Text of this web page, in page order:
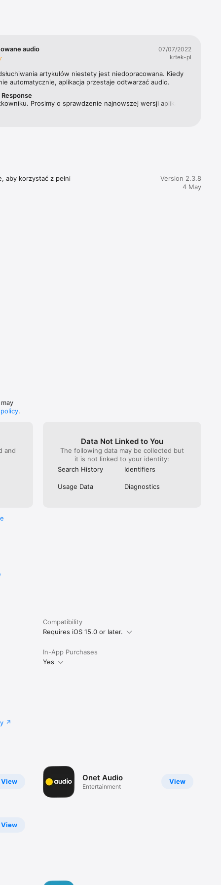
audio
07/07/2022
krtek-pl
artykułów niestety jest niedopracowana. Kiedy
automatycznie, aplikacja przestaje odtwarzać audio.
Prosimy o sprawdzenie najnowszej wersji aplikacji.
aby korzystać z pełni
Version 2.3.8
4 May
.
and
Data Not Linked to You
The following data may be collected but
it is not linked to your identity:
Search History
Identifiers
Usage Data Diagnostics
Compatibility
Requires iOS 15.0 or later.
In-App Purchases
Yes
View
View
View
Onet Audio
Entertainment